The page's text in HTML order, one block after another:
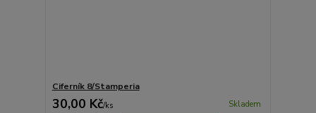
Ciferník 8/Stamperia
30,00 Kč/ks Skladem